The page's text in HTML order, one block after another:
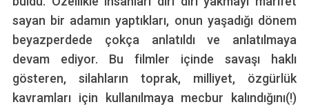
sayan bir adamın yaptıkları, onun yaşadığı dönem
beyazperdede çokça anlatıldı ve anlatılmaya
devam ediyor. Bu filmler içinde savaşı haklı
gösteren, silahların toprak, milliyet, özgürlük
kavramları için kullanılmaya mecbur kalındığını(!)